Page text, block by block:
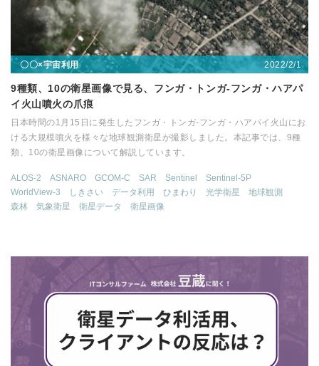
〇〇×宇宙利用 2022/2/1
9種類、10の衛星画像で見る、フンガ・トンガ-フンガ・ハアパ
イ火山噴火の爪痕
日本時間の1月15日に発生したフンガ・トンガ-フンガ・ハアパイ火山にお
ける大規模噴火を様々な地球観測衛星が撮影しました。本記事では、9種
類、10の衛星画像について解説しています。
ALOS-2 ASNARO GCOM-C SAR Sentinel
Sentinel-5P
WorldView-3
しきさい データ利用 ひまわり 光学衛星
地球観測
森林
気象衛星 衛星データ 衛星画像